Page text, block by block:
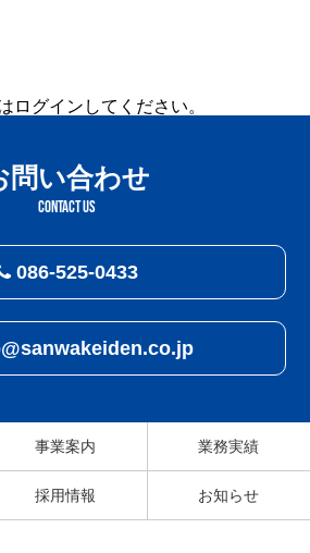
ログイン してください。
問い合わせ
CONTACT US
086-525-0433
事業案内 業務実績
採用情報 お知らせ